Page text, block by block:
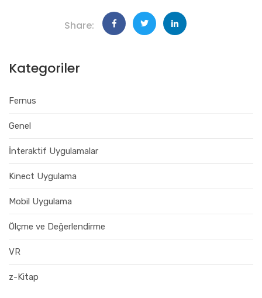
Share:
Kategoriler
Fernus
Genel
İnteraktif Uygulamalar
Kinect Uygulama
Mobil Uygulama
Ölçme ve Değerlendirme
VR
z-Kitap